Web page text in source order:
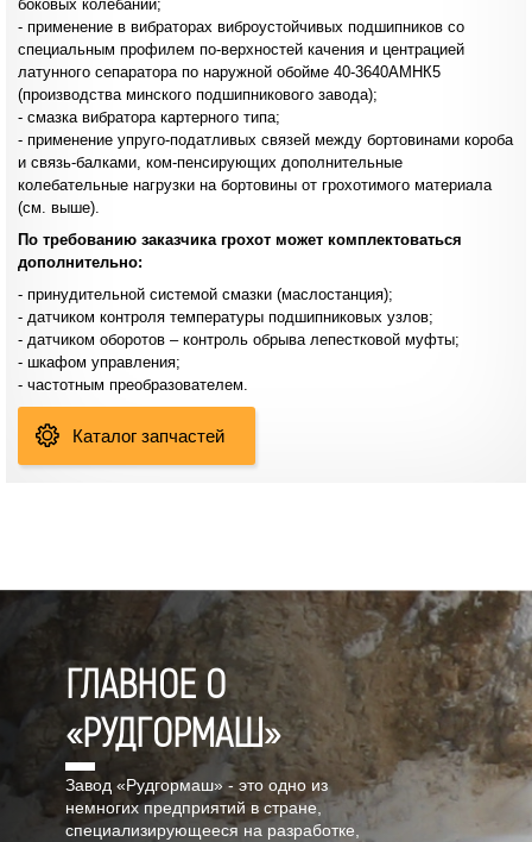
боковых колебаний;
- применение в вибраторах виброустойчивых подшипников со
специальным профилем по-верхностей качения и центрацией
латунного сепаратора по наружной обойме 40-3640АМНК5
(производства минского подшипникового завода);
- смазка вибратора картерного типа;
- применение упруго-податливых связей между бортовинами короба
и связь-балками, ком-пенсирующих дополнительные
колебательные нагрузки на бортовины от грохотимого материала
(см. выше).
По требованию заказчика грохот может комплектоваться
дополнительно:
- принудительной системой смазки (маслостанция);
- датчиком контроля температуры подшипниковых узлов;
- датчиком оборотов – контроль обрыва лепестковой муфты;
- шкафом управления;
- частотным преобразователем.
Каталог запчастей
ГЛАВНОЕ О
«РУДГОРМАШ»
Завод «Рудгормаш» - это одно из
немногих предприятий в стране,
специализирующееся на разработке,